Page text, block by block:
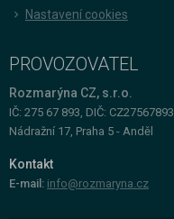
Nastavení cookies
PROVOZOVATEL
Rozmarýna CZ, s.r.o.
IČ: 275 67 893, DIČ: CZ27567893
Nádražní 17, Praha 5 - Anděl
Kontakt
E-mail: info@rozmaryna.cz